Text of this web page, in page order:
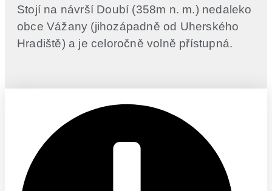
Stojí na návrší Doubí (358m n. m.) nedaleko
obce Vážany (jihozápadně od Uherského
Hradiště) a je celoročně volně přístupná.